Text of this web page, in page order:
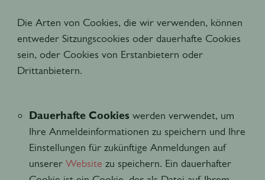
Die Arten von Cookies, die wir verwenden, können
entweder Sitzungscookies oder dauerhafte Cookies
sein, oder Cookies von Erstanbietern oder
Drittanbietern.
Dauerhafte Cookies werden verwendet, um
Ihre Anmeldeinformationen zu speichern und Ihre
Einstellungen für zukünftige Anmeldungen auf
unsererWebsite zu speichern. Ein dauerhafter